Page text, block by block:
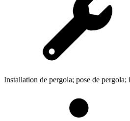
Installation de pergola; pose de pergola;